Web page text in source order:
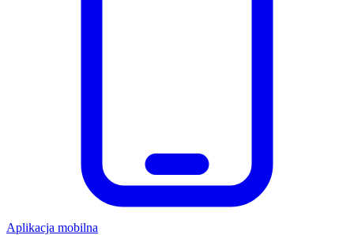
Aplikacja mobilna